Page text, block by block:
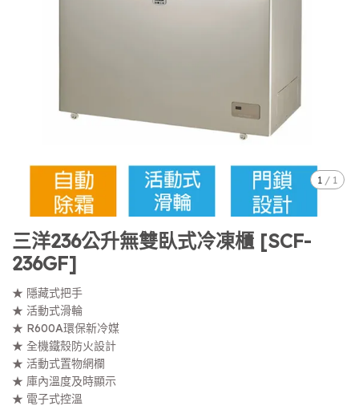
1 / 1
三洋236公升無雙臥式冷凍櫃 [SCF-
236GF]
★ 隱藏式把手
★ 活動式滑輪
★ R600A環保新冷媒
★ 全機鐵殼防火設計
★ 活動式置物網欄
★ 庫內溫度及時顯示
★ 電子式控溫